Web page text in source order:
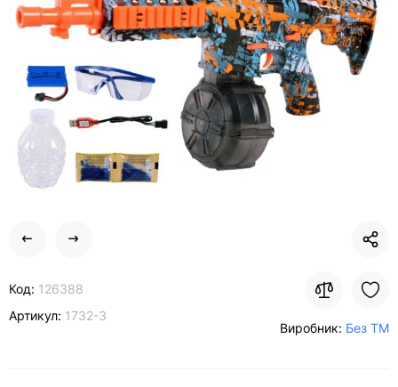
Код: 126388
Артикул: 1732-3
Виробник: Без ТМ